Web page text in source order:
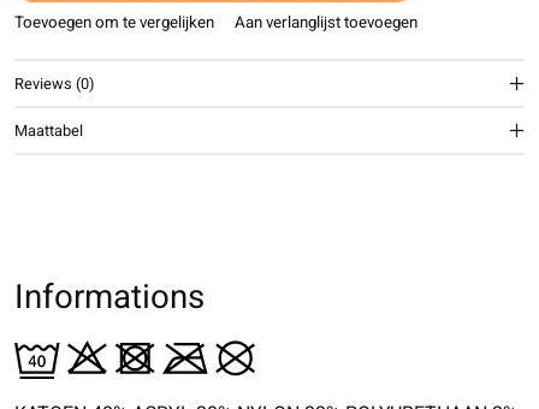
Toevoegen om te vergelijken Aan verlanglijst toevoegen
Reviews (0)
Maattabel
Informations